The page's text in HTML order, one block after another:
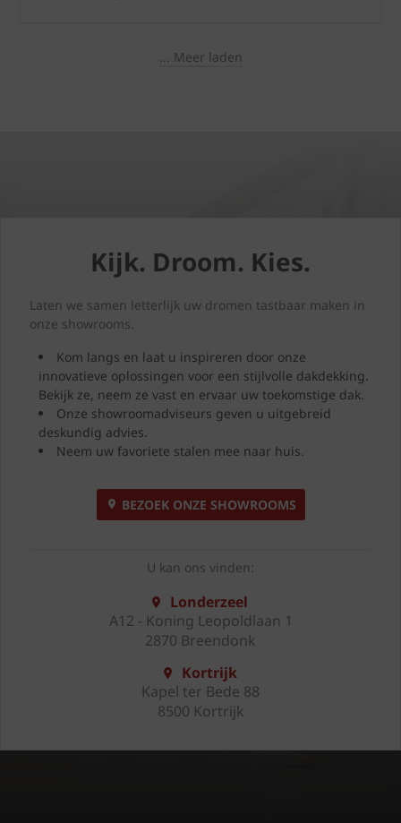
... Meer laden
Kijk. Droom. Kies.
Laten we samen letterlijk uw dromen tastbaar maken in
onze showrooms.
Kom langs en laat u inspireren door onze
innovatieve oplossingen voor een stijlvolle dakdekking.
Bekijk ze, neem ze vast en ervaar uw toekomstige dak.
Onze showroomadviseurs geven u uitgebreid
deskundig advies.
Neem uw favoriete stalen mee naar huis.
BEZOEK ONZE SHOWROOMS
U kan ons vinden:
Londerzeel
A12 - Koning Leopoldlaan 1
2870 Breendonk
Kortrijk
Kapel ter Bede 88
8500 Kortrijk